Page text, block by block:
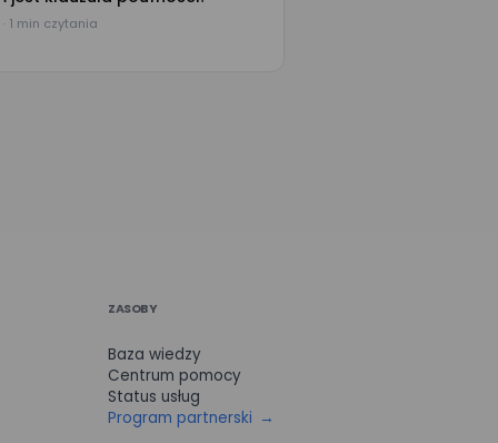
1 min czytania
ZASOBY
Baza wiedzy
Centrum pomocy
Status usług
Program partnerski